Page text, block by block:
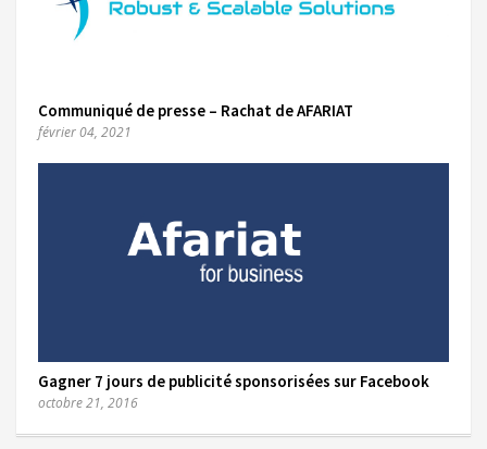
Communiqué de presse – Rachat de AFARIAT
février 04, 2021
Gagner 7 jours de publicité sponsorisées sur Facebook
octobre 21, 2016